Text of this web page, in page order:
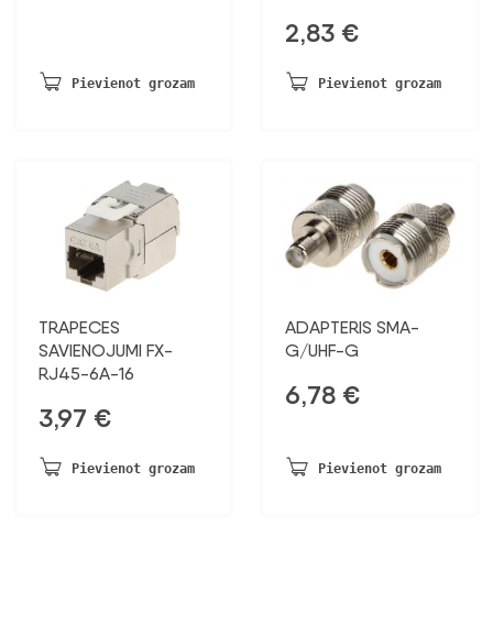
Pievienot grozam
2,83 €
Pievienot grozam
TRAPECES
SAVIENOJUMI FX-
RJ45-6A-16
3,97 €
Pievienot grozam
ADAPTERIS SMA-
G/UHF-G
6,78 €
Pievienot grozam